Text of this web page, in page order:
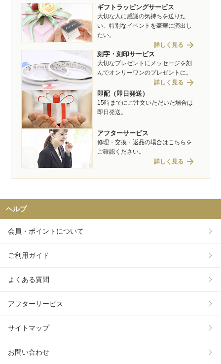
ギフトラッピングサービス
大切な人に感謝の気持ちを送りた
い、特別なイベントを豪華に演出し
たい。
詳しく見る arrow_forward
刻字・刻印サービス
大切なプレゼントにメッセージを刻
んでオンリーワンのプレゼントに。
詳しく見る arrow_forward
即配（即日発送）
15時までにご注文いただいた場合は
即日発送。
アフターサービス
修理・交換・返品の場合はこちらを
ご確認ください。
詳しく見る arrow_forward
ヘルプ
会員・ポイントについて
ご利用ガイド
よくある質問
アフターサービス
サイトマップ
お問い合わせ